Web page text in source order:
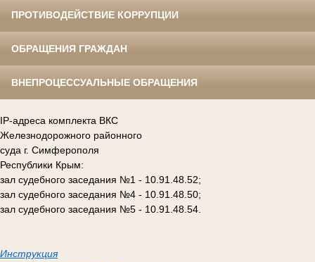
ПРОТИВОДЕЙСТВИЕ КОРРУПЦИИ
ОБРАЩЕНИЯ ГРАЖДАН
ВНЕПРОЦЕССУАЛЬНЫЕ ОБРАЩЕНИЯ
IP-адреса комплекта ВКС
Железнодорожного районного
суда г. Симферополя
Республики Крым:
зал судебного заседания №1 - 10.91.48.52;
зал судебного заседания №4 - 10.91.48.50;
зал судебного заседания №5 - 10.91.48.54.
Инструкция